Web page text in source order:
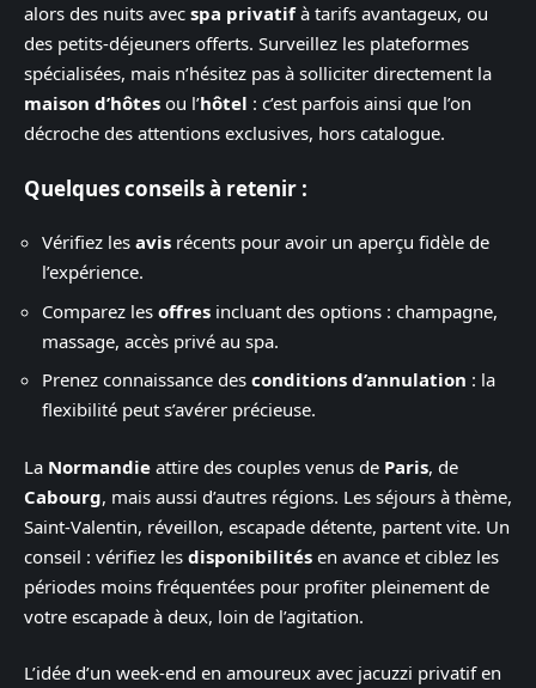
alors des nuits avec spa privatifà tarifs avantageux, ou
des petits-déjeuners offerts. Surveillez les plateformes
spécialisées, mais n’hésitez pas à solliciter directement la
maison d’hôtes ou l’hôtel : c’est parfois ainsi que l’on
décroche des attentions exclusives, hors catalogue.
Quelques conseils à retenir :
Vérifiez les avis récents pour avoir un aperçu fidèle de
l’expérience.
Comparez les offres incluant des options : champagne,
massage, accès privé au spa.
Prenez connaissance des conditions d’annulation : la
flexibilité peut s’avérer précieuse.
La Normandie attire des couples venus de Paris, de
Cabourg, mais aussi d’autres régions. Les séjours à thème,
Saint-Valentin, réveillon, escapade détente, partent vite. Un
conseil : vérifiez les disponibilités en avance et ciblez les
périodes moins fréquentées pour profiter pleinement de
votre escapade à deux, loin de l’agitation.
L’idée d’un week-end en amoureux avec jacuzzi privatif en